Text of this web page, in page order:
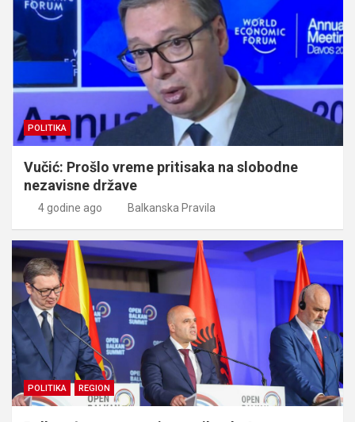
POLITIKA
Vučić: Prošlo vreme pritisaka na slobodne
nezavisne države
4 godine ago Balkanska Pravila
POLITIKA REGION